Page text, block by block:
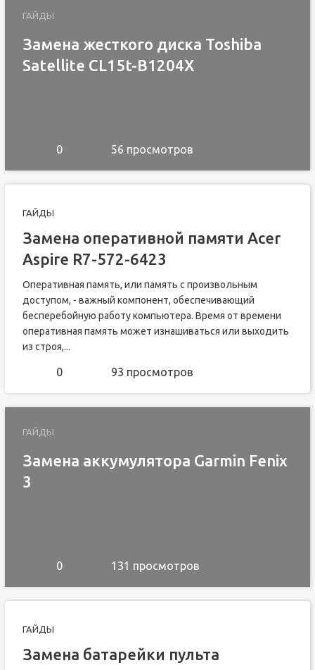
ГАЙДЫ
Замена жесткого диска Toshiba
Satellite CL15t-B1204X
0 56 просмотров
ГАЙДЫ
Замена оперативной памяти Acer
Aspire R7-572-6423
Оперативная память, или память с произвольным
доступом, - важный компонент, обеспечивающий
бесперебойную работу компьютера. Время от времени
оперативная память может изнашиваться или выходить
из строя,...
0 93 просмотров
ГАЙДЫ
Замена аккумулятора Garmin Fenix
3
0 131 просмотров
ГАЙДЫ
Замена батарейки пульта